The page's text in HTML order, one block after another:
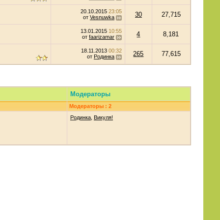
20.10.2015 23:05
от Vesnuwka 30 27,715
13.01.2015 10:55
от faarizamar 4 8,181
18.11.2013 00:32
от Родинка 265 77,615
Модераторы
Модераторы : 2
Родинка, Викуля!